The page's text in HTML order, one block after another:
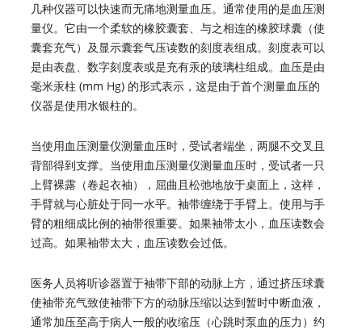
几种仪器可以快速而无痛地测量血压。通常使用的是血压测
量仪。它由一个柔软的橡胶囊套、与之相连的橡胶球囊（使
囊套充气）及显示囊套气压读数的刻度表组成。刻度表可以
是由表盘、数字刻度表或是充有汞的玻璃柱组成。血压是由
毫米汞柱 (mm Hg) 的形式表示，这是由于首个测量血压的
仪器是使用水银柱的。
当使用血压测量仪测量血压时，受试者端坐，两腿不交叉且
背部得到支撑。当使用血压测量仪测量血压时，受试者一只
上臂裸露（卷起衣袖），屈曲且松弛地放于桌面上，这样，
手臂就与心脏处于同一水平。袖带缠绕于手臂上。使用与手
臂的粗细成比例的袖带很重要。如果袖带太小，血压读数会
过高。如果袖带太大，血压读数会过低。
医务人员将听诊器置于袖带下部的动脉上方，通过挤压球囊
使袖带充气致使袖带下方的动脉压缩以达到暂时中断血液，
通常加压至高于病人一般的收缩压（心跳时泵血的压力）约